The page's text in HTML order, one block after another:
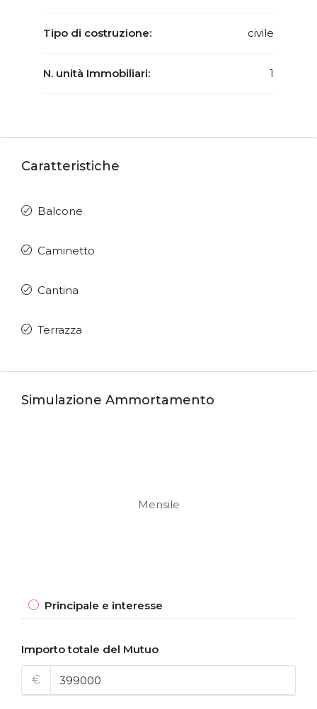
Tipo di costruzione: civile
N. unità Immobiliari: 1
Caratteristiche
Balcone
Caminetto
Cantina
Terrazza
Simulazione Ammortamento
Mensile
Principale e interesse
Importo totale del Mutuo
€